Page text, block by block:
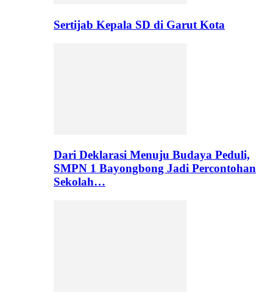
Sertijab Kepala SD di Garut Kota
Dari Deklarasi Menuju Budaya Peduli,
SMPN 1 Bayongbong Jadi Percontohan
Sekolah…